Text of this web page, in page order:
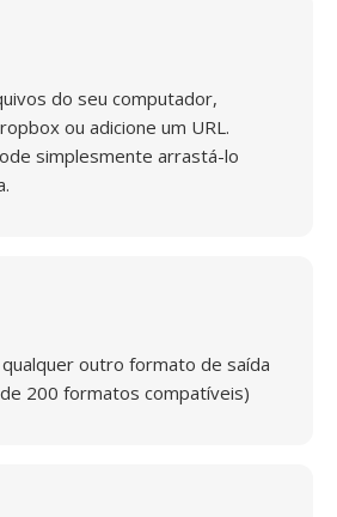
do seu computador,
ou adicione um URL.
simplesmente arrastá-lo
qualquer outro formato de saída
200 formatos compatíveis)